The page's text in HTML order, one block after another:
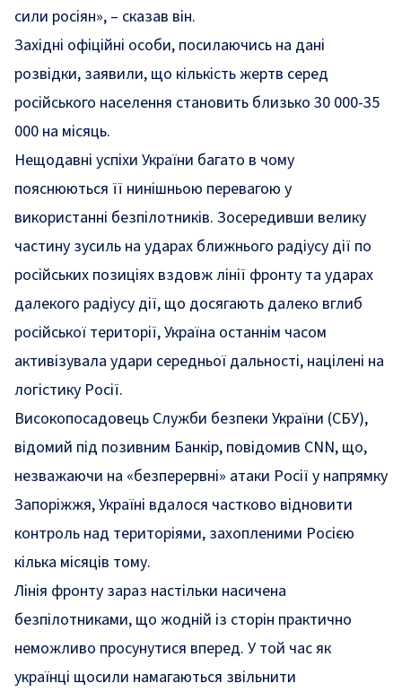
сили росіян», – сказав він.
Західні офіційні особи, посилаючись на дані
розвідки, заявили, що кількість жертв серед
російського населення становить близько 30 000-35
000 на місяць.
Нещодавні успіхи України багато в чому
пояснюються її нинішньою перевагою у
використанні безпілотників. Зосередивши велику
частину зусиль на ударах ближнього радіусу дії по
російських позиціях вздовж лінії фронту та ударах
далекого радіусу дії, що досягають далеко вглиб
російської території, Україна останнім часом
активізувала удари середньої дальності, націлені на
логістику Росії.
Високопосадовець Служби безпеки України (СБУ),
відомий під позивним Банкір, повідомив CNN, що,
незважаючи на «безперервні» атаки Росії у напрямку
Запоріжжя, Україні вдалося частково відновити
контроль над територіями, захопленими Росією
кілька місяців тому.
Лінія фронту зараз настільки насичена
безпілотниками, що жодній із сторін практично
неможливо просунутися вперед. У той час як
українці щосили намагаються звільнити